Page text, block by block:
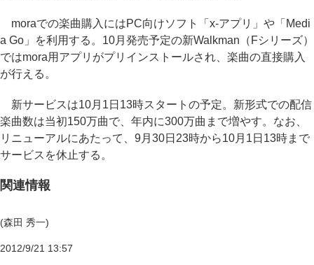
moraでの楽曲購入にはPC向けソフト「x-アプリ」や「Medi
a Go」を利用する。10月発売予定の新Walkman（Fシリーズ）
ではmora用アプリがプリインストールされ、楽曲の直接購入
が行える。
新サービスは10月1日13時スタートの予定。新形式での配信
楽曲数は当初150万曲で、年内に300万曲まで増やす。なお、
リニューアルにあたって、9月30日23時から10月1日13時まで
サービスを休止する。
関連情報
(森田 秀一)
2012/9/21 13:57